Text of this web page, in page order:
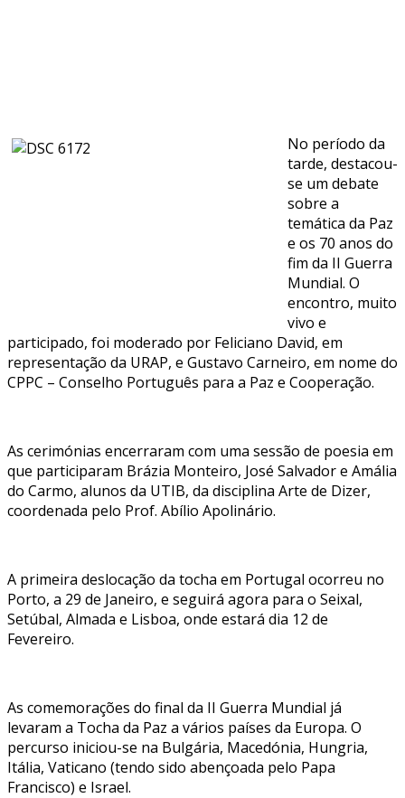
No período da
tarde, destacou-
se um debate
sobre a
temática da Paz
e os 70 anos do
fim da II Guerra
Mundial. O
encontro, muito
vivo e
participado, foi moderado por Feliciano David, em
representação da URAP, e Gustavo Carneiro, em nome do
CPPC – Conselho Português para a Paz e Cooperação.
As cerimónias encerraram com uma sessão de poesia em
que participaram Brázia Monteiro, José Salvador e Amália
do Carmo, alunos da UTIB, da disciplina Arte de Dizer,
coordenada pelo Prof. Abílio Apolinário.
A primeira deslocação da tocha em Portugal ocorreu no
Porto, a 29 de Janeiro, e seguirá agora para o Seixal,
Setúbal, Almada e Lisboa, onde estará dia 12 de
Fevereiro.
As comemorações do final da II Guerra Mundial já
levaram a Tocha da Paz a vários países da Europa. O
percurso iniciou-se na Bulgária, Macedónia, Hungria,
Itália, Vaticano (tendo sido abençoada pelo Papa
Francisco) e Israel.